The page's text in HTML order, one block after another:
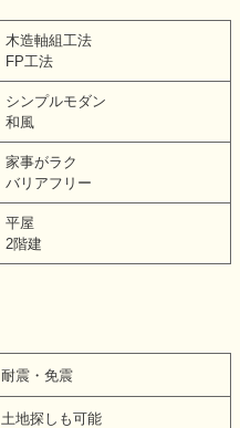
木造軸組工法
FP工法
シンプルモダン
和風
家事がラク
バリアフリー
平屋
2階建
耐震・免震
土地探しも可能